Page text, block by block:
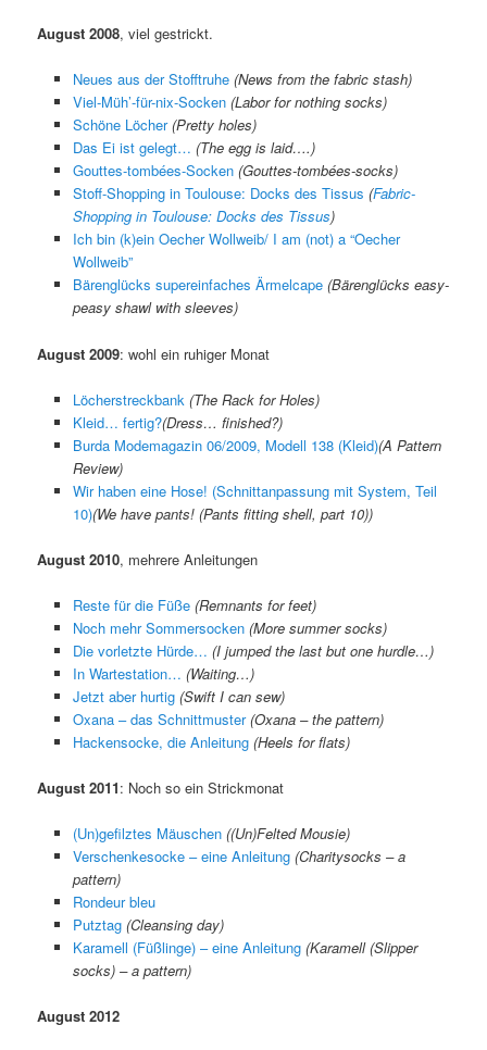
August 2008, viel gestrickt.
Neues aus der Stofftruhe (News from the fabric stash)
Viel-Müh’-für-nix-Socken (Labor for nothing socks)
Schöne Löcher (Pretty holes)
Das Ei ist gelegt… (The egg is laid….)
Gouttes-tombées-Socken (Gouttes-tombées-socks)
Stoff-Shopping in Toulouse: Docks des Tissus (Fabric-
Shopping in Toulouse: Docks des Tissus)
Ich bin (k)ein Oecher Wollweib/ I am (not) a “Oecher
Wollweib”
Bärenglücks supereinfaches Ärmelcape (Bärenglücks easy-
peasy shawl with sleeves)
August 2009: wohl ein ruhiger Monat
Löcherstreckbank (The Rack for Holes)
Kleid… fertig?(Dress… finished?)
Burda Modemagazin 06/2009, Modell 138 (Kleid)(A Pattern
Review)
Wir haben eine Hose! (Schnittanpassung mit System, Teil
10)(We have pants! (Pants fitting shell, part 10))
August 2010, mehrere Anleitungen
Reste für die Füße(Remnants for feet)
Noch mehr Sommersocken(More summer socks)
Die vorletzte Hürde… (I jumped the last but one hurdle…)
In Wartestation… (Waiting…)
Jetzt aber hurtig (Swift I can sew)
Oxana – das Schnittmuster(Oxana – the pattern)
Hackensocke, die Anleitung(Heels for flats)
August 2011: Noch so ein Strickmonat
(Un)gefilztes Mäuschen ((Un)Felted Mousie)
Verschenkesocke – eine Anleitung (Charitysocks – a
pattern)
Rondeur bleu
Putztag (Cleansing day)
Karamell (Füßlinge) – eine Anleitung (Karamell (Slipper
socks) – a pattern)
August 2012